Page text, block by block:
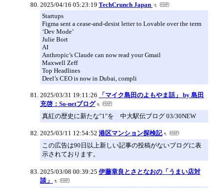
2025/04/16 05:23:19 TechCrunch Japan
Startups
Figma sent a cease-and-desist letter to Lovable over the term
‘Dev Mode’
Julie Bort
AI
Anthropic’s Claude can now read your Gmail
Maxwell Zeff
Top Headlines
Deel’s CEO is now in Dubai, compli
2025/03/31 19:11:26
「マイク島田のよもやま話」 by 島田
充啓：So-netブログ
真紅の歴史に新たな"1"を 中大駅伝ブログ 03/30NEW
2025/03/11 12:54:52 港区マンション探検記
この広告は90日以上新しい記事の投稿がないブログに表
示されております。
2025/03/08 00:39:25 伊藤章良とさとなおの「うまい店対
談」